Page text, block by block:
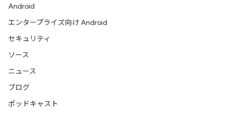
Android
エンタープライズ向け Android
セキュリティ
ソース
ニュース
ブログ
ポッドキャスト